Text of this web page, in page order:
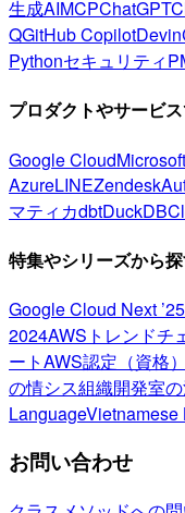
生成AIMCPChatGPT
QGitHub CopilotDevin
Pythonセキュリティ
プロダクトやサービ
Google CloudMicrosoft
AzureLINEZendesk
マティカdbtDuckDB
特集やシリーズから
Google Cloud Next ’25
2024AWSトレンドチ
ートAWS認定（資格）
の情シス組織開発室
LanguageVietnamese
お問い合わせ